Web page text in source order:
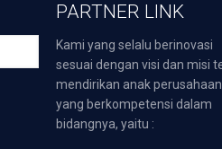
PARTNER LINK
Kami yang selalu berinovasi
sesuai dengan visi dan misi
mendirikan anak perusahaan
yang berkompetensi dalam
bidangnya, yaitu :